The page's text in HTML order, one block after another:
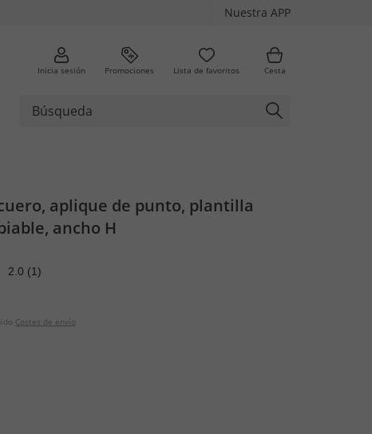
Nuestra APP
Inicia sesión Promociones Lista de favoritos Cesta
aplique de punto, plantilla
ancho H
2.0 (1)
Costes de envío